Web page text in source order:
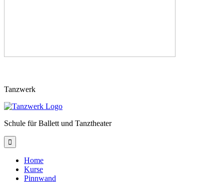
to
Tanzwerk
Schule für Ballett und Tanztheater

Home
Kurse
Pinnwand